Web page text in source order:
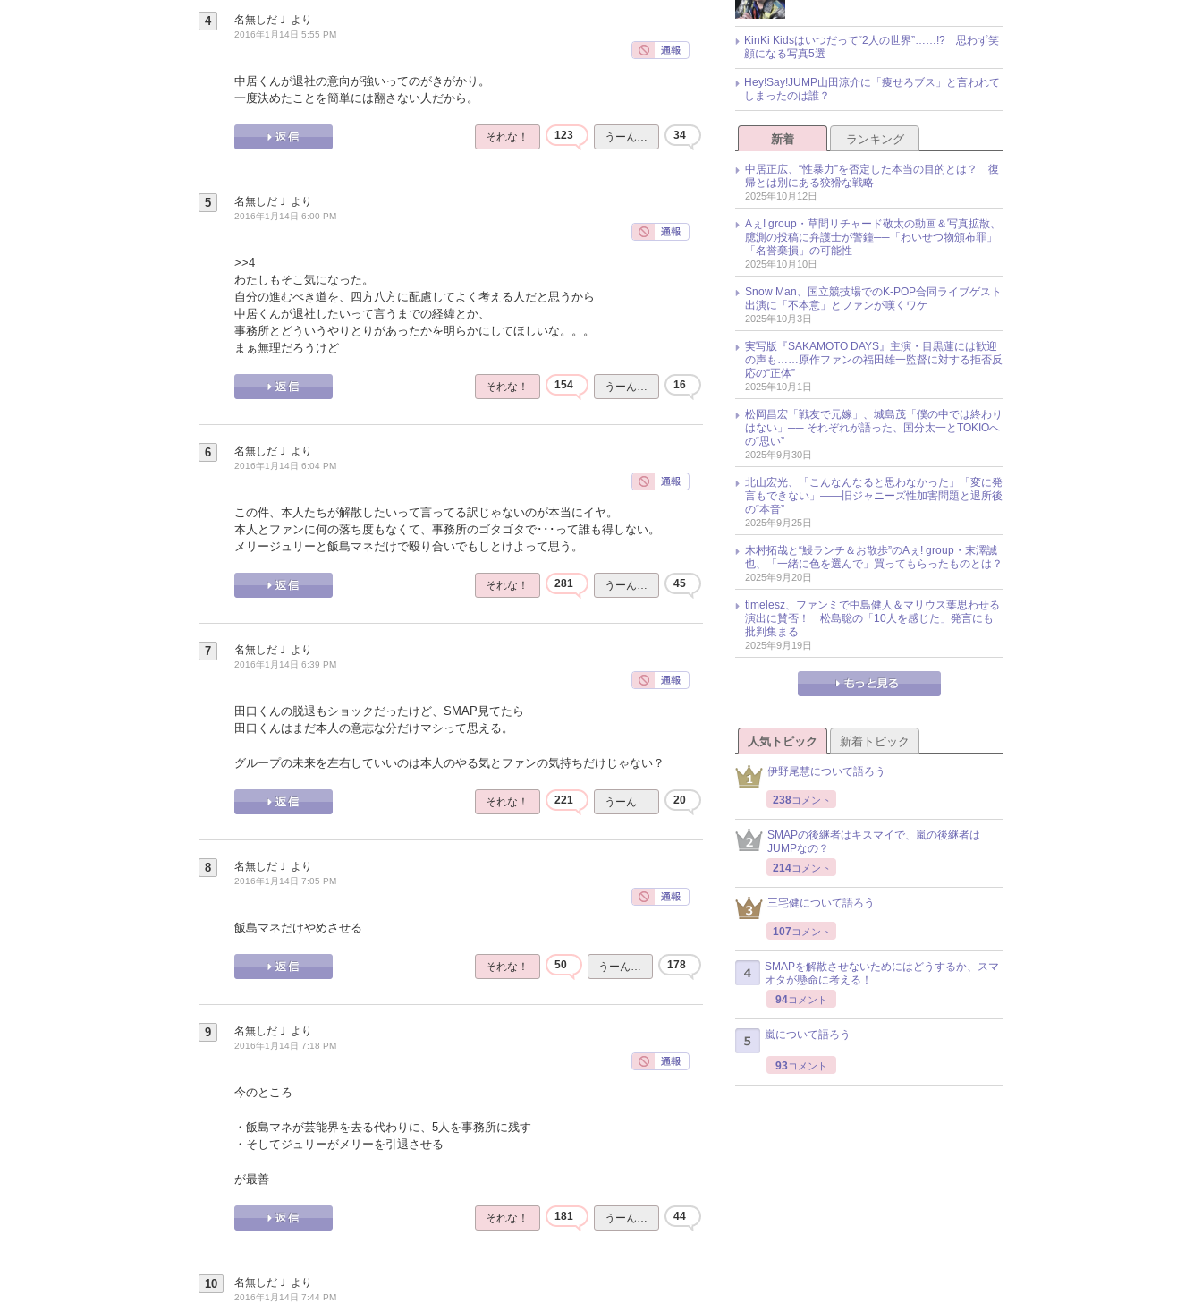
4 名無しだＪ より
2016年1月14日 5:55 PM
中居くんが退社の意向が強いってのがきがかり。
一度決めたことを簡単には翻さない人だから。
それな！ 123 うーん… 34
5 名無しだＪ より
2016年1月14日 6:00 PM
>>4
わたしもそこ気になった。
自分の進むべき道を、四方八方に配慮してよく考える人だと思うから
中居くんが退社したいって言うまでの経緯とか、
事務所とどういうやりとりがあったかを明らかにしてほしいな。。。
まぁ無理だろうけど
それな！ 154 うーん… 16
6 名無しだＪ より
2016年1月14日 6:04 PM
この件、本人たちが解散したいって言ってる訳じゃないのが本当にイヤ。
本人とファンに何の落ち度もなくて、事務所のゴタゴタで･･･って誰も得しない。
メリージュリーと飯島マネだけで殴り合いでもしとけよって思う。
それな！ 281 うーん… 45
7 名無しだＪ より
2016年1月14日 6:39 PM
田口くんの脱退もショックだったけど、SMAP見てたら
田口くんはまだ本人の意志な分だけマシって思える。
グループの未来を左右していいのは本人のやる気とファンの気持ちだけじゃない？
それな！ 221 うーん… 20
8 名無しだＪ より
2016年1月14日 7:05 PM
飯島マネだけやめさせる
それな！ 50 うーん… 178
9 名無しだＪ より
2016年1月14日 7:18 PM
今のところ
・飯島マネが芸能界を去る代わりに、5人を事務所に残す
・そしてジュリーがメリーを引退させる
が最善
それな！ 181 うーん… 44
10 名無しだＪ より
2016年1月14日 7:44 PM
KinKi Kidsはいつだって“2人の世界”……!? 思わず笑
顔になる写真5選
Hey!Say!JUMP山田涼介に「痩せろブス」と言われて
しまったのは誰？
新着 ランキング
中居正広、“性暴力”を否定した本当の目的とは？ 復
帰とは別にある狡猾な戦略
2025年10月12日
Aぇ! group・草間リチャード敬太の動画＆写真拡散、
臆測の投稿に弁護士が警鐘──「わいせつ物頒布罪」
「名誉棄損」の可能性
2025年10月10日
Snow Man、国立競技場でのK-POP合同ライブゲスト
出演に「不本意」とファンが嘆くワケ
2025年10月3日
実写版『SAKAMOTO DAYS』主演・目黒蓮には歓迎
の声も……原作ファンの福田雄一監督に対する拒否反
応の“正体”
2025年10月1日
松岡昌宏「戦友で元嫁」、城島茂「僕の中では終わり
はない」── それぞれが語った、国分太一とTOKIOへ
の“思い”
2025年9月30日
北山宏光、「こんなんなると思わなかった」「変に発
言もできない」――旧ジャニーズ性加害問題と退所後
の“本音”
2025年9月25日
木村拓哉と“鰻ランチ＆お散歩”のAぇ! group・末澤誠
也、「一緒に色を選んで」買ってもらったものとは？
2025年9月20日
timelesz、ファンミで中島健人＆マリウス葉思わせる
演出に賛否！ 松島聡の「10人を感じた」発言にも
批判集まる
2025年9月19日
人気トピック 新着トピック
伊野尾慧について語ろう
238コメント
SMAPの後継者はキスマイで、嵐の後継者は
JUMPなの？
214コメント
三宅健について語ろう
107 コメント
SMAPを解散させないためにはどうするか、スマ
オタが懸命に考える！
94コメント
嵐について語ろう
93コメント